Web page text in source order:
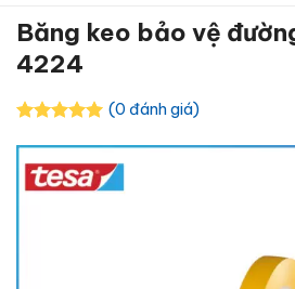
Băng keo bảo vệ
4224
(0 đánh giá)